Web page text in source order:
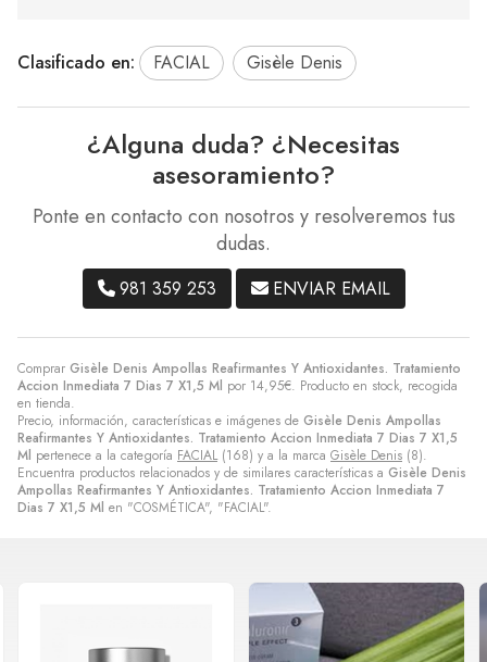
Comprar Gisèle Denis Ampollas Reafirmantes Y Antioxidantes. Tratamiento
Accion Inmediata 7 Dias 7 X1,5 Ml por 14,95€. Producto en stock, recogida
en tienda.
Precio, información, características e imágenes de Gisèle Denis Ampollas
Reafirmantes Y Antioxidantes. Tratamiento Accion Inmediata 7 Dias 7 X1,5
Ml pertenece a la categoría FACIAL(168) y a la marca Gisèle Denis (8).
Encuentra productos relacionados y de similares características a Gisèle Denis
Ampollas Reafirmantes Y Antioxidantes. Tratamiento Accion Inmediata 7
Dias 7 X1,5 Ml en "COSMÉTICA", "FACIAL".
Clasificado en: FACIAL Gisèle Denis
¿Alguna duda? ¿Necesitas
asesoramiento?
Ponte en contacto con nosotros y resolveremos tus
dudas.
981 359 253 ENVIAR EMAIL